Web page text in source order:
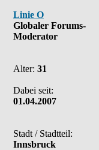
Linie O
Globaler Forums-
Moderator
Alter: 31
Dabei seit:
01.04.2007
Stadt / Stadtteil:
Innsbruck